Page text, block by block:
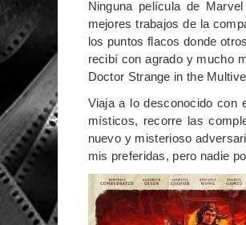
Ninguna película de
mejores trabajos de la
los puntos flacos donde
recibí con agrado y mucho
Doctor Strange in the
Viaja a lo desconocido con
místicos, recorre las
nuevo y misterioso
mis preferidas, pero nadie